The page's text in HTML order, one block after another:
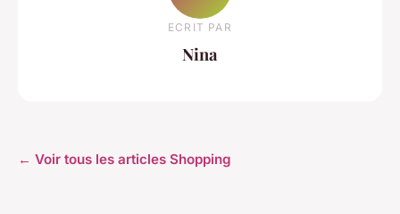
ECRIT PAR
Nina
← Voir tous les articles Shopping